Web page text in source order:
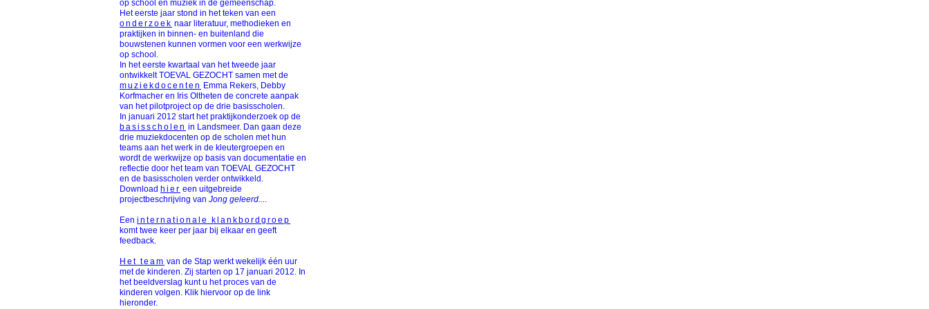
op school en muziek in de gemeenschap.
Het eerste jaar stond in het teken van een
onderzoek naar literatuur, methodieken en
praktijken in binnen- en buitenland die
bouwstenen kunnen vormen voor een werkwijze
op school.
In het eerste kwartaal van het tweede jaar
ontwikkelt TOEVAL GEZOCHT samen met de
muziekdocenten Emma Rekers, Debby
Korfmacher en Iris Oltheten de concrete aanpak
van het pilotproject op de drie basisscholen.
In januari 2012 start het praktijkonderzoek op de
basisscholen in Landsmeer. Dan gaan deze
drie muziekdocenten op de scholen met hun
teams aan het werk in de kleutergroepen en
wordt de werkwijze op basis van documentatie en
reflectie door het team van TOEVAL GEZOCHT
en de basisscholen verder ontwikkeld.
Download hier een uitgebreide
projectbeschrijving van Jong geleerd....
Een internationale klankbordgroep
komt twee keer per jaar bij elkaar en geeft
feedback.
Het team van de Stap werkt wekelijk één uur
met de kinderen. Zij starten op 17 januari 2012. In
het beeldverslag kunt u het proces van de
kinderen volgen. Klik hiervoor op de link
hieronder.